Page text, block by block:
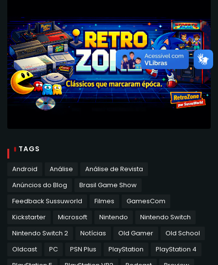
TAGS
Android Análise
Análise de Revista
Anúncios do Blog
Brasil Game Show
Feedback Sussuworld
Filmes
GamesCom
Kickstarter
Microsoft Nintendo
Nintendo Switch
Nintendo Switch 2
Notícias Old Gamer
Old School
Oldcast
PC PSN Plus PlayStation
PlayStation 4